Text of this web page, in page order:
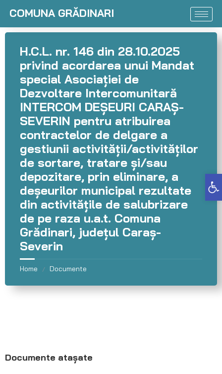
Deschide bara de unelte
COMUNA GRĂDINARI
H.C.L. nr. 146 din 28.10.2025
privind acordarea unui Mandat
special Asociației de
Dezvoltare Intercomunitară
INTERCOM DEȘEURI CARAȘ-
SEVERIN pentru atribuirea
contractelor de delgare a
gestiunii activității/activităților
de sortare, tratare și/sau
depozitare, prin eliminare, a
deșeurilor municipal rezultate
din activitățile de salubrizare
de pe raza u.a.t. Comuna
Grădinari, județul Caraș-
Severin
Home / Documente